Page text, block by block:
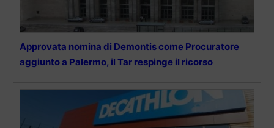
Approvata nomina di Demontis come Procuratore
aggiunto a Palermo, il Tar respinge il ricorso